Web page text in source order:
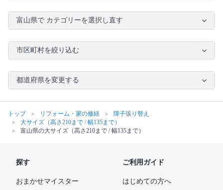
富山県で カテゴリーを選択し直す
市区町村を絞り込む
都道府県を変更する
トップ リフォーム・家の修繕
障子張り替え
大サイズ（高さ210まで / 幅135まで）
富山県の大サイズ（高さ210まで / 幅135まで）
探す
おまかせマイスター
ご利用ガイド
はじめての方へ